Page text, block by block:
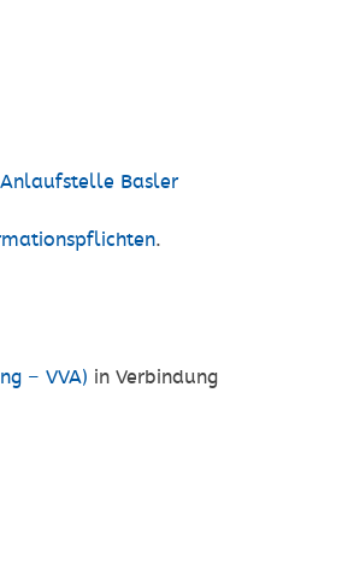
Basler
.
– VVA) in Verbindung